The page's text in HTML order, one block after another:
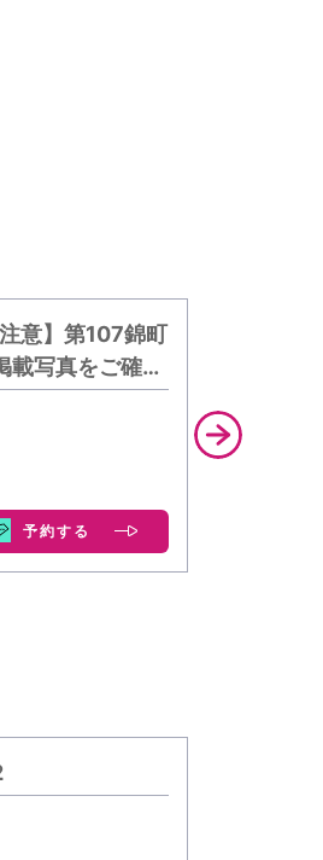
意】第107錦町
載写真をご確…
予約する
最大料金
385円